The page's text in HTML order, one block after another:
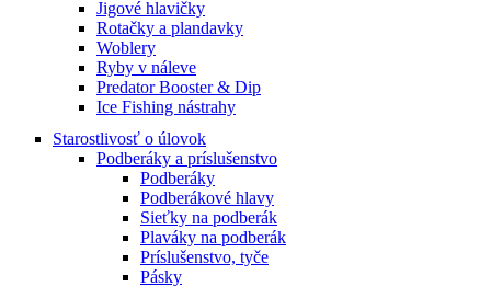
Jigové hlavičky
Rotačky a plandavky
Woblery
Ryby v náleve
Predator Booster & Dip
Ice Fishing nástrahy
Starostlivosť o úlovok
Podberáky a príslušenstvo
Podberáky
Podberákové hlavy
Sieťky na podberák
Plaváky na podberák
Príslušenstvo, tyče
Pásky